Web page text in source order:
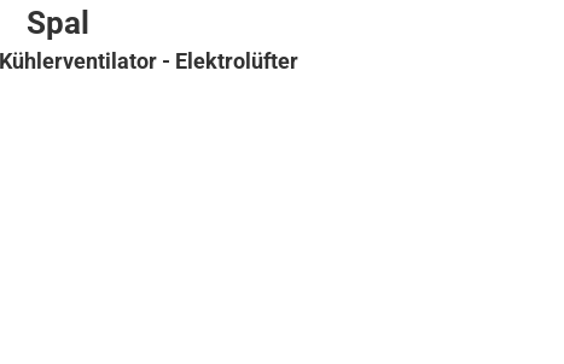
Spal
- Elektrolüfter